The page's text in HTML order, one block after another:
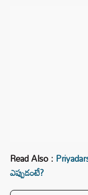
Read Also :
ఎప్పుడంటే?